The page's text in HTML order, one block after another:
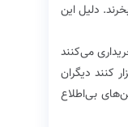
دلیل این
می‌کنند
کنند دیگران
بی‌اطلاع